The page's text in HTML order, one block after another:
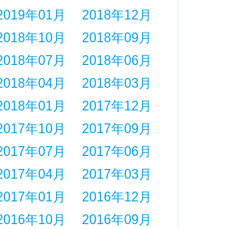
年01月
2018年12月
年10月
2018年09月
年07月
2018年06月
年04月
2018年03月
年01月
2017年12月
年10月
2017年09月
年07月
2017年06月
年04月
2017年03月
年01月
2016年12月
年10月
2016年09月